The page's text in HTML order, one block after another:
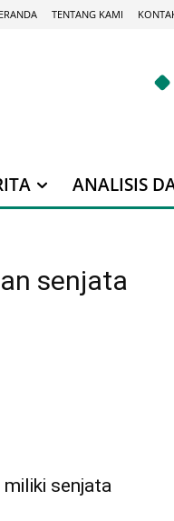
TENTANG KAMI
ANALISIS
senjata
senjata